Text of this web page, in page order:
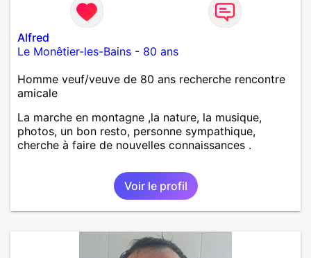
Alfred
Le Monêtier-les-Bains - 80 ans
Homme veuf/veuve de 80 ans recherche rencontre
amicale
La marche en montagne ,la nature, la musique,
photos, un bon resto, personne sympathique,
cherche à faire de nouvelles connaissances .
Voir le profil